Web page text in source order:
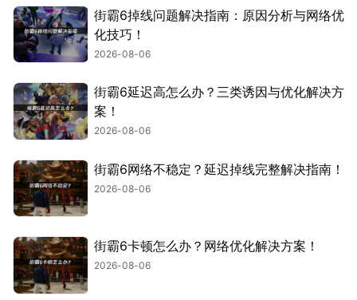
街霸6掉线问题解决指南：原因分析与网络优
化技巧！
2026-08-06
街霸6延迟高怎么办？三类诱因与优化解决方
案！
2026-08-06
街霸6网络不稳定？延迟掉线完整解决指南！
2026-08-06
街霸6卡顿怎么办？网络优化解决方案！
2026-08-06